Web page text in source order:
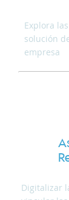
Explora
solución
empresa
Digitalizar